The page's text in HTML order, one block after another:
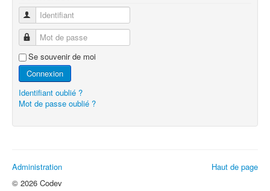
Identifiant
Mot de passe
Se souvenir de moi
Connexion
Identifiant oublié ?
Mot de passe oublié ?
Haut de page
Administration
© 2026 Codev